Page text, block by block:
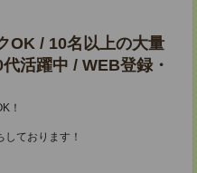
OK / 10名以上の大量
活躍中 / WEB登録・
！
ております！